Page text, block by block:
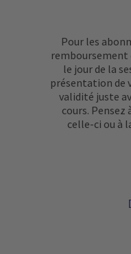
Pour les
remboursement
le jour de la
présentation de
validité juste
cours. Pensez
celle-ci ou à